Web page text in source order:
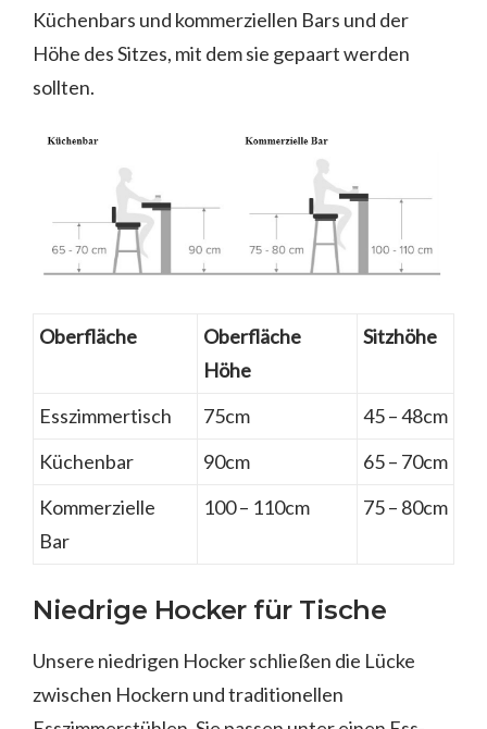
Küchenbars und kommerziellen Bars und der
Höhe des Sitzes, mit dem sie gepaart werden
sollten.
Oberfläche
Oberfläche
Höhe
Sitzhöhe
Esszimmertisch 75cm
45 – 48cm
Küchenbar
90cm
65 – 70cm
Kommerzielle
Bar
100 – 110cm 75 – 80cm
Niedrige Hocker für Tische
Unsere niedrigen Hocker schließen die Lücke
zwischen Hockern und traditionellen